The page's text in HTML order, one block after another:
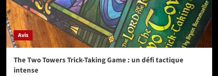
Avis
The Two Towers Trick-Taking Game : un défi tactique
intense